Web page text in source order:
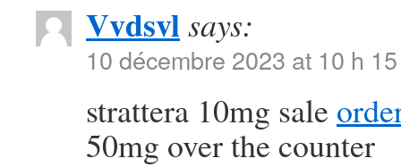
Vvdsvlsays:
10 décembre 2023 at 10 h
strattera 10mg sale
50mg over the counter